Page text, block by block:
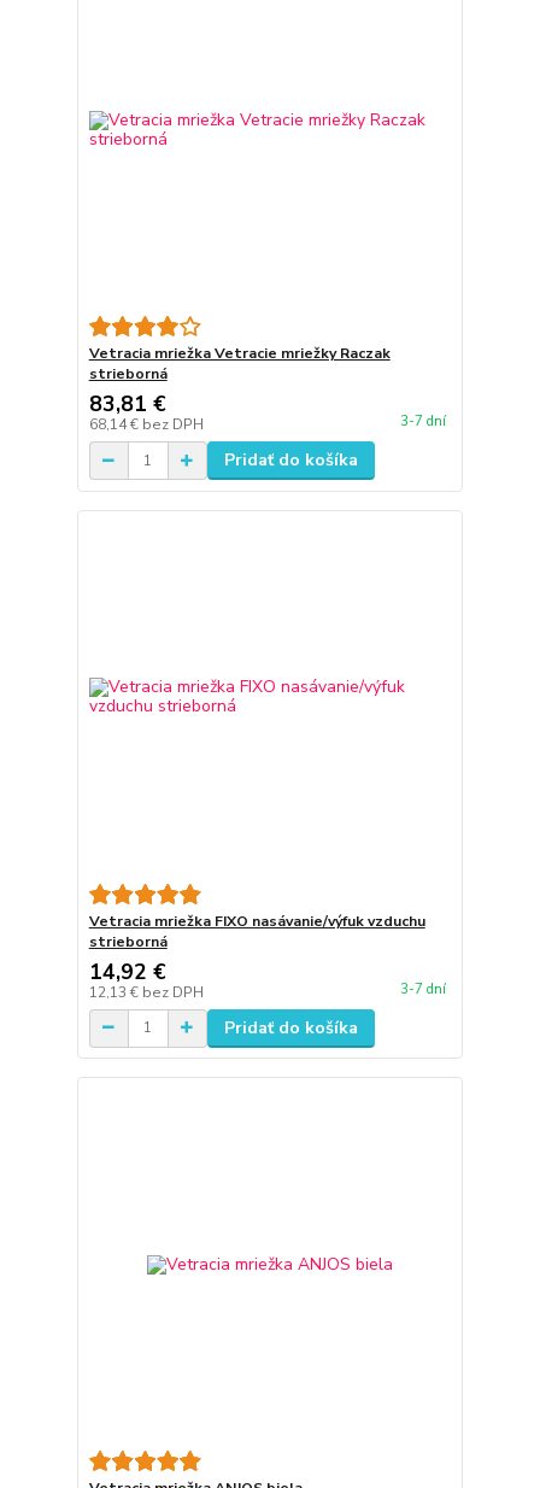
Vetracia mriežka Vetracie mriežky Raczak
strieborná
83,81 €
68,14 € bez DPH 3-7 dní
Pridať do košíka
Vetracia mriežka FIXO nasávanie/výfuk vzduchu
strieborná
14,92 €
12,13 € bez DPH 3-7 dní
Pridať do košíka